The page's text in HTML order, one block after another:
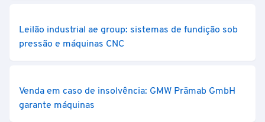
Leilão industrial ae group: sistemas de fundição sob
pressão e máquinas CNC
Venda em caso de insolvência: GMW Prämab GmbH
garante máquinas